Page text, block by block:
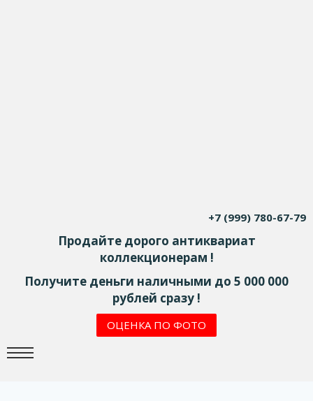
+7 (999) 780-67-79
Продайте дорого антиквариат
коллекционерам !
Получите деньги наличными до 5 000 000
рублей сразу !
ОЦЕНКА ПО ФОТО